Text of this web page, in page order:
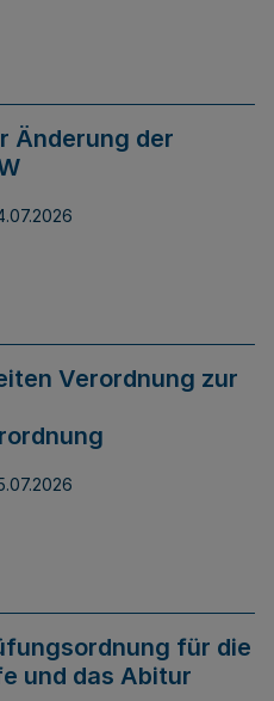
Änderung der
Verordnung zur
für die
und das Abitur